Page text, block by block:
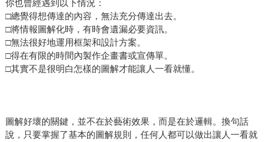
你也曾經遇到以下情況：
□總覺得想傳達的內容，無法充分傳達出去。
□將情報圖解化時，有時會遺漏必要資訊。
□無法很好地運用框架和設計方案。
□得在有限的時間內製作企畫書或宣傳單。
□其實不是很明白怎樣的圖解才能讓人一看就懂。
圖解好壞的關鍵，並不在於藝術效果，而是在於邏輯。換句話
說，只要掌握了基本的圖解規則，任何人都可以做出讓人一看就